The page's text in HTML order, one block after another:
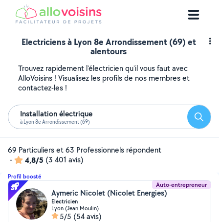
Electriciens à Lyon 8e Arrondissement (69) et
alentours
Trouvez rapidement l'électricien qu'il vous faut avec
AlloVoisins ! Visualisez les profils de nos membres et
contactez-les !
Installation électrique
à Lyon 8e Arrondissement (69)
69 Particuliers et 63 Professionnels répondent
-
4,8/5 (3 401 avis)
Profil boosté
Auto-entrepreneur
Aymeric Nicolet (Nicolet Energies)
Electricien
Lyon (Jean Moulin)
5/5 (54 avis)